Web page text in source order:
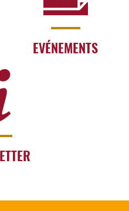
EVÉNEMENTS